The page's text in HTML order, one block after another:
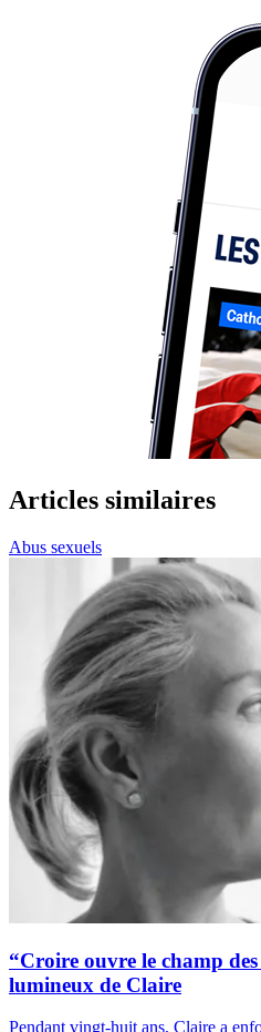
Articles similaires
Abus sexuels
“Croire ouvre le champ
lumineux de Claire
Pendant vingt-huit ans, Claire a